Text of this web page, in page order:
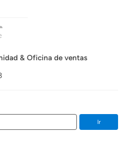
& Oficina de ventas
Ir